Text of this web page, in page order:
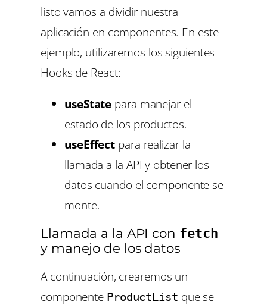
listo vamos a dividir nuestra
aplicación en componentes. En este
ejemplo, utilizaremos los siguientes
Hooks de React:
useState para manejar el
estado de los productos.
useEffect para realizar la
llamada a la API y obtener los
datos cuando el componente se
monte.
Llamada a la API con fetch
y manejo de los datos
A continuación, crearemos un
componente ProductList que se